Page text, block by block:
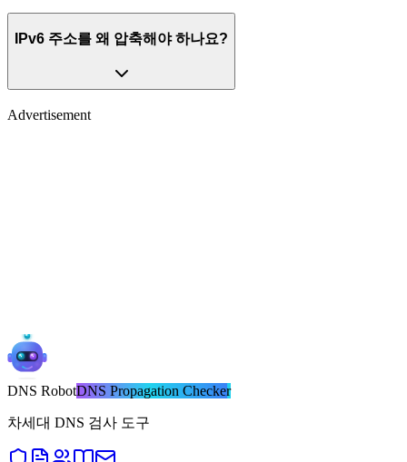
IPv6 주소를 왜 압축해야 하나요?
Advertisement
DNS RobotDNS Propagation Checker
차세대 DNS 검사 도구